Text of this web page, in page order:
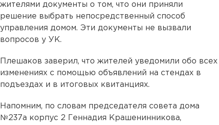
жителями документы о том, что они приняли
решение выбрать непосредственный способ
управления домом. Эти документы не вызвали
вопросов у УК.
Плешаков заверил, что жителей уведомили обо всех
изменениях с помощью объявлений на стендах в
подъездах и в итоговых квитанциях.
Напомним, по словам председателя совета дома
№237а корпус 2 Геннадия Крашенинникова,